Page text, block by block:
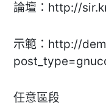
論壇：http://
示範：http://
任意區段